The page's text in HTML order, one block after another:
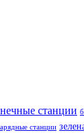
станции
станции